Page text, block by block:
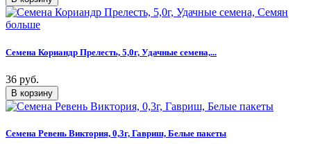
Семена Кориандр Прелесть, 5,0г, Удачные семена,...
36 руб.
Семена Ревень Виктория, 0,3г, Гавриш, Белые пакеты